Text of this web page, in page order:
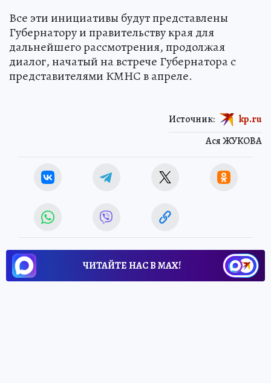
Все эти инициативы будут представлены
Губернатору и правительству края для
дальнейшего рассмотрения, продолжая
диалог, начатый на встрече Губернатора с
представителями КМНС в апреле.
Ася ЖУКОВА
Источник: kp.ru
ЧИТАЙТЕ НАС В МАХ!